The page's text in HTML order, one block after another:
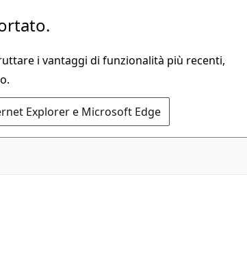
i vantaggi di funzionalità più recenti,
Explorer e Microsoft Edge